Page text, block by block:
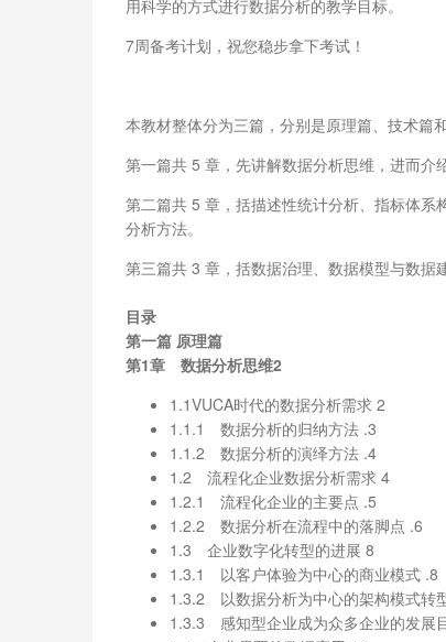
用科学的方式进行数据分析的教学目标。
7周备考计划，祝您稳步拿下考试！
本教材整体分为三篇，分别是原理篇、技术篇和
第一篇共 5 章，先讲解数据分析思维，进而介
第二篇共 5 章，括描述性统计分析、指标体
分析方法。
第三篇共 3 章，括数据治理、数据模型与数据
目录
第一篇 原理篇
第1章 数据分析思维2
1.1VUCA时代的数据分析需求 2
1.1.1 数据分析的归纳方法 .3
1.1.2 数据分析的演绎方法 .4
1.2 流程化企业数据分析需求 4
1.2.1 流程化企业的主要点 .5
1.2.2 数据分析在流程中的落脚点 .6
1.3 企业数字化转型的进展 8
1.3.1 以客户体验为中心的商业模式 .8
1.3.2 以数据分析为中心的架构模式转
1.3.3 感知型企业成为众多企业的发展